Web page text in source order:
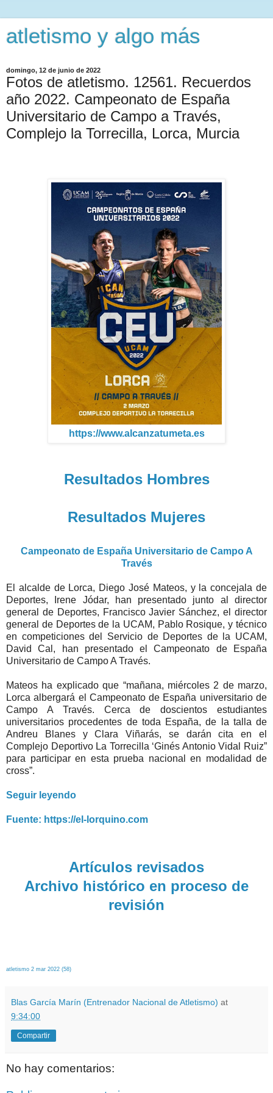
atletismo y algo más
domingo, 12 de junio de 2022
Fotos de atletismo. 12561. Recuerdos
año 2022. Campeonato de España
Universitario de Campo a Través,
Complejo la Torrecilla, Lorca, Murcia
https://www.alcanzatumeta.es
Resultados Hombres
Resultados Mujeres
Campeonato de España Universitario de Campo A
Través
El alcalde de Lorca, Diego José Mateos, y la concejala de
Deportes, Irene Jódar, han presentado junto al director
general de Deportes, Francisco Javier Sánchez, el director
general de Deportes de la UCAM, Pablo Rosique, y técnico
en competiciones del Servicio de Deportes de la UCAM,
David Cal, han presentado el Campeonato de España
Universitario de Campo A Través.
Mateos ha explicado que “mañana, miércoles 2 de marzo,
Lorca albergará el Campeonato de España universitario de
Campo A Través. Cerca de doscientos estudiantes
universitarios procedentes de toda España, de la talla de
Andreu Blanes y Clara Viñarás, se darán cita en el
Complejo Deportivo La Torrecilla ‘Ginés Antonio Vidal Ruiz”
para participar en esta prueba nacional en modalidad de
cross”.
Seguir leyendo
Fuente: https://el-lorquino.com
Artículos revisados
Archivo histórico en proceso de
revisión
atletismo 2 mar 2022 (58)
Blas García Marín (Entrenador Nacional de Atletismo) at
9:34:00
Compartir
No hay comentarios: